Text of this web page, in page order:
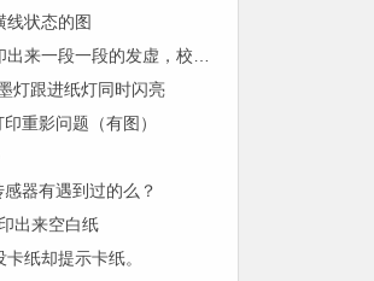
线状态的图
一段的发虚，校正喷头没有反应。
灯跟进纸灯同时闪亮
重影问题（有图）
器有遇到过的么？
出来空白纸
纸却提示卡纸。